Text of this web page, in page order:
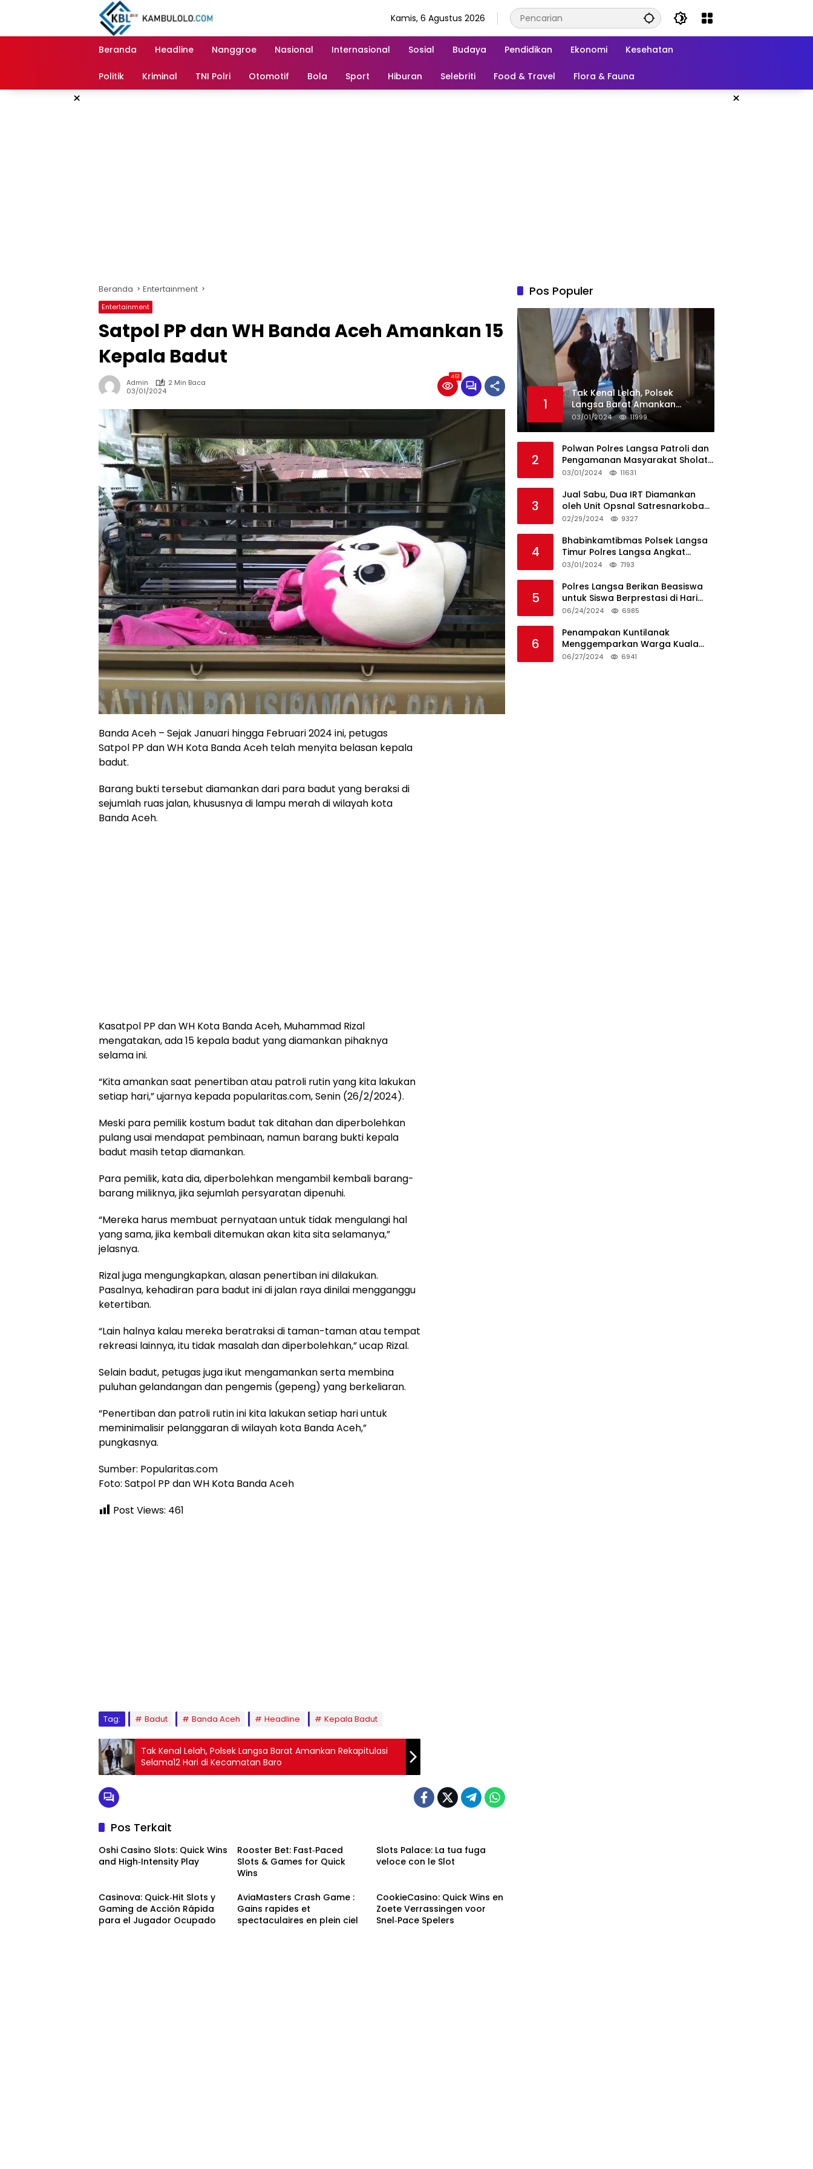
Kamis, 6 Agustus 2026
Beranda Headline Nanggroe Nasional Internasional Sosial Budaya Pendidikan Ekonomi Kesehatan
Politik Kriminal TNI Polri Otomotif Bola Sport Hiburan Selebriti Food & Travel Flora & Fauna
× ×
Beranda Entertainment
Entertainment
Satpol PP dan WH Banda Aceh Amankan 15
Kepala Badut
Admin
2 Min Baca
03/01/2024
461
Banda Aceh – Sejak Januari hingga Februari 2024 ini, petugas
Satpol PP dan WH Kota Banda Aceh telah menyita belasan kepala
badut.
Barang bukti tersebut diamankan dari para badut yang beraksi di
sejumlah ruas jalan, khususnya di lampu merah di wilayah kota
Banda Aceh.
Kasatpol PP dan WH Kota Banda Aceh, Muhammad Rizal
mengatakan, ada 15 kepala badut yang diamankan pihaknya
selama ini.
“Kita amankan saat penertiban atau patroli rutin yang kita lakukan
setiap hari,” ujarnya kepada popularitas.com, Senin (26/2/2024).
Meski para pemilik kostum badut tak ditahan dan diperbolehkan
pulang usai mendapat pembinaan, namun barang bukti kepala
badut masih tetap diamankan.
Para pemilik, kata dia, diperbolehkan mengambil kembali barang-
barang miliknya, jika sejumlah persyaratan dipenuhi.
“Mereka harus membuat pernyataan untuk tidak mengulangi hal
yang sama, jika kembali ditemukan akan kita sita selamanya,”
jelasnya.
Rizal juga mengungkapkan, alasan penertiban ini dilakukan.
Pasalnya, kehadiran para badut ini di jalan raya dinilai mengganggu
ketertiban.
“Lain halnya kalau mereka beratraksi di taman-taman atau tempat
rekreasi lainnya, itu tidak masalah dan diperbolehkan,” ucap Rizal.
Selain badut, petugas juga ikut mengamankan serta membina
puluhan gelandangan dan pengemis (gepeng) yang berkeliaran.
“Penertiban dan patroli rutin ini kita lakukan setiap hari untuk
meminimalisir pelanggaran di wilayah kota Banda Aceh,”
pungkasnya.
Sumber: Popularitas.com
Foto: Satpol PP dan WH Kota Banda Aceh
Post Views: 461
Tag: Badut Banda Aceh Headline Kepala Badut
Tak Kenal Lelah, Polsek Langsa Barat Amankan Rekapitulasi
Selama12 Hari di Kecamatan Baro
Pos Terkait
Oshi Casino Slots: Quick Wins
and High‑Intensity Play
Rooster Bet: Fast‑Paced
Slots & Games for Quick
Wins
Slots Palace: La tua fuga
veloce con le Slot
Casinova: Quick‑Hit Slots y
Gaming de Acción Rápida
para el Jugador Ocupado
AviaMasters Crash Game :
Gains rapides et
spectaculaires en plein ciel
CookieCasino: Quick Wins en
Zoete Verrassingen voor
Snel‑Pace Spelers
Pos Populer
1
Tak Kenal Lelah, Polsek
Langsa Barat Amankan
Rekapitulasi Selama12 Hari di
Kecamatan Baro
03/01/2024 11999
2
Polwan Polres Langsa Patroli dan
Pengamanan Masyarakat Sholat
Jumat
03/01/2024 11631
3
Jual Sabu, Dua IRT Diamankan
oleh Unit Opsnal Satresnarkoba
Polres Langsa
02/29/2024 9327
4
Bhabinkamtibmas Polsek Langsa
Timur Polres Langsa Angkat
Kerenda Bantu Prosesi
03/01/2024 7193
5
Polres Langsa Berikan Beasiswa
untuk Siswa Berprestasi di Hari
Bhayangkara ke-78
06/24/2024 6985
6
Penampakan Kuntilanak
Menggemparkan Warga Kuala
Langsa dan Btn Sungai Pauh
06/27/2024 6941